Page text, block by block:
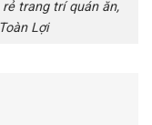
trang trí quán ăn,
Lợi